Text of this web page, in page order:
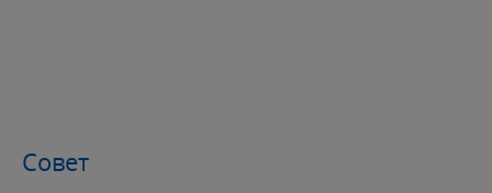
Совет